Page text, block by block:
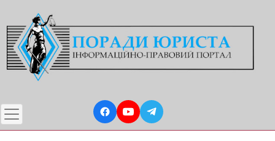
до
основного
вмісту